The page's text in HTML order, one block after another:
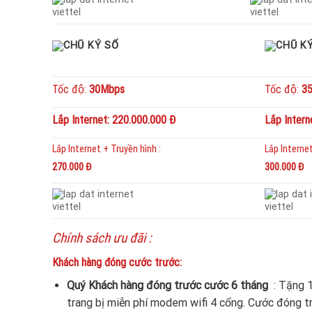
Tốc độ: 30Mbps Tốc độ:
Lắp Internet: 220.000.000 Đ Lắp
Lắp Internet + Truyền hình :
270.000 Đ
Lắp
300.000 Đ
Chính sách ưu đãi :
Khách hàng đóng cước trước:
Quý Khách hàng đóng trước cước 6 tháng : Tặng
trang bị miễn phí modem wifi 4 cổng. Cước